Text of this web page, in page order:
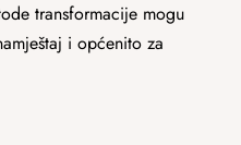
transformacije mogu
i općenito za